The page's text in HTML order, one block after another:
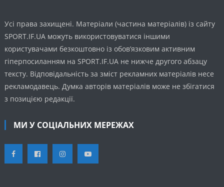
Усі права захищені. Матеріали (частина матеріалів) із сайту
SPORT.IF.UA можуть використовуватися іншими
користувачами безкоштовно із обов’язковим активним
гіперпосиланням на SPORT.IF.UA не нижче другого абзацу
тексту. Відповідальність за зміст рекламних матеріалів несе
рекламодавець. Думка авторів матеріалів може не збігатися
з позицією редакції.
МИ У СОЦІАЛЬНИХ МЕРЕЖАХ